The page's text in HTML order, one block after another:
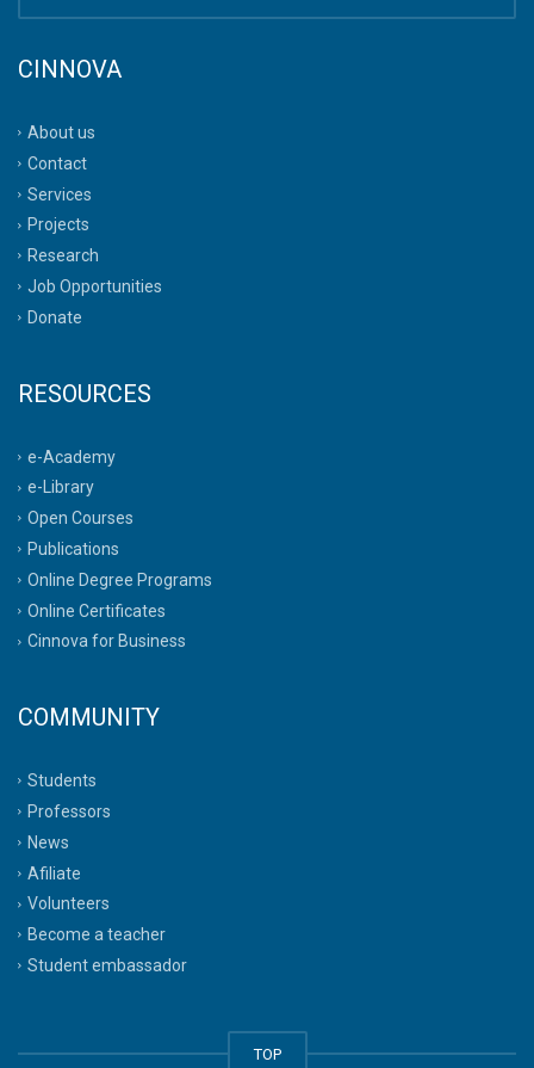
CINNOVA
About us
Contact
Services
Projects
Research
Job Opportunities
Donate
RESOURCES
e-Academy
e-Library
Open Courses
Publications
Online Degree Programs
Online Certificates
Cinnova for Business
COMMUNITY
Students
Professors
News
Afiliate
Volunteers
Become a teacher
Student embassador
TOP